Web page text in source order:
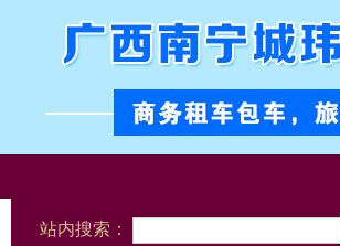
站内搜索：